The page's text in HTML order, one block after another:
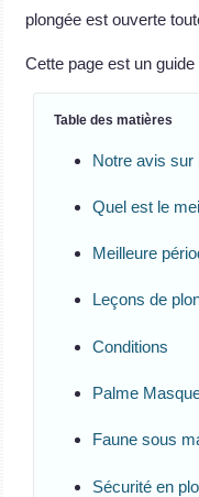
plongée est ouverte
Cette page est un
Table des matières
Notre avis sur
Quel est le
Meilleure
Leçons de
Conditions
Palme
Faune sous
Sécurité en